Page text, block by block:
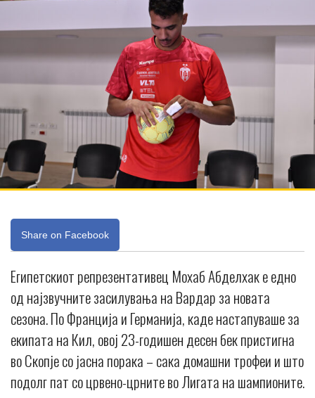
Share on Facebook
Египетскиот репрезентативец Мохаб Абделхак е едно
од најзвучните засилувања на Вардар за новата
сезона. По Франција и Германија, каде настапуваше за
екипата на Кил, овој 23-годишен десен бек пристигна
во Скопје со јасна порака – сака домашни трофеи и што
подолг пат со црвено-црните во Лигата на шампионите.